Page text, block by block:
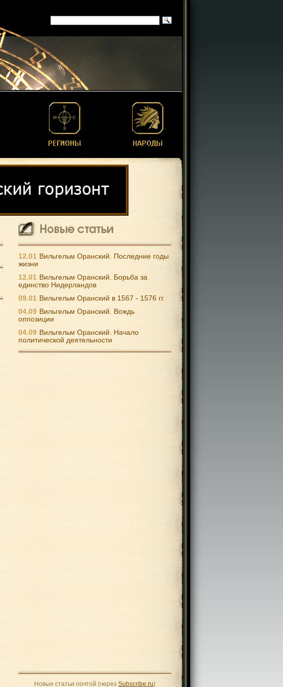
12.01 Вильгельм Оранский. Последние годы
жизни
12.01 Вильгельм Оранский. Борьба за
единство Нидерландов
09.01 Вильгельм Оранский в 1567 - 1576 гг.
04.09 Вильгельм Оранский. Вождь
оппозиции
04.09 Вильгельм Оранский. Начало
политической деятельности
Новые статьи почтой (через Subscribe.ru)